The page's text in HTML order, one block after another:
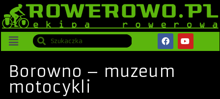
Borowno – muzeum
motocykli